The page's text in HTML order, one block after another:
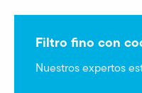
Filtro fino con
Nuestros expertos